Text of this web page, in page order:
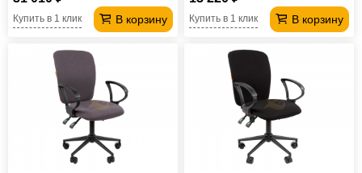
В корзину
Купить в 1 клик В корзину
Купить в 1 клик